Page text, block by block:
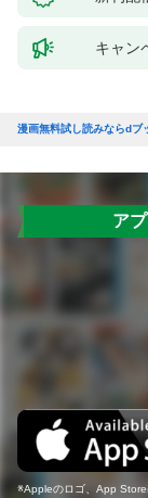
キャン
漫画無料試し読みならdブ
ア
Appleのロゴ、App